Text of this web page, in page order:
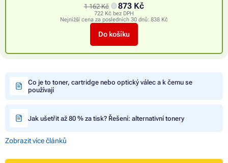
1 162 Kč 873 Kč
722 Kč bez DPH
Nejnižší cena za posledních 30 dnů: 838 Kč
Do košíku
Co je to toner, cartridge nebo optický válec a k čemu se
používají
Jak ušetřit až 80 % za tisk? Řešení: alternativní tonery
Zobrazit více článků